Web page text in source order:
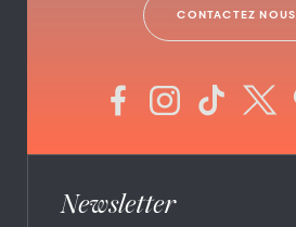
CONTACTEZ NOUS
Newsletter